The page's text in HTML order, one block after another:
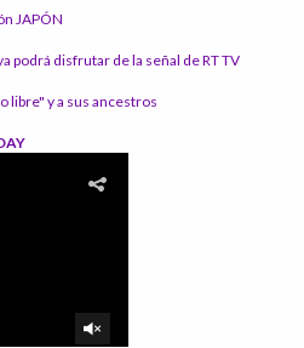
JAPÓN
podrá disfrutar de la señal de RT TV
libre" y a sus ancestros